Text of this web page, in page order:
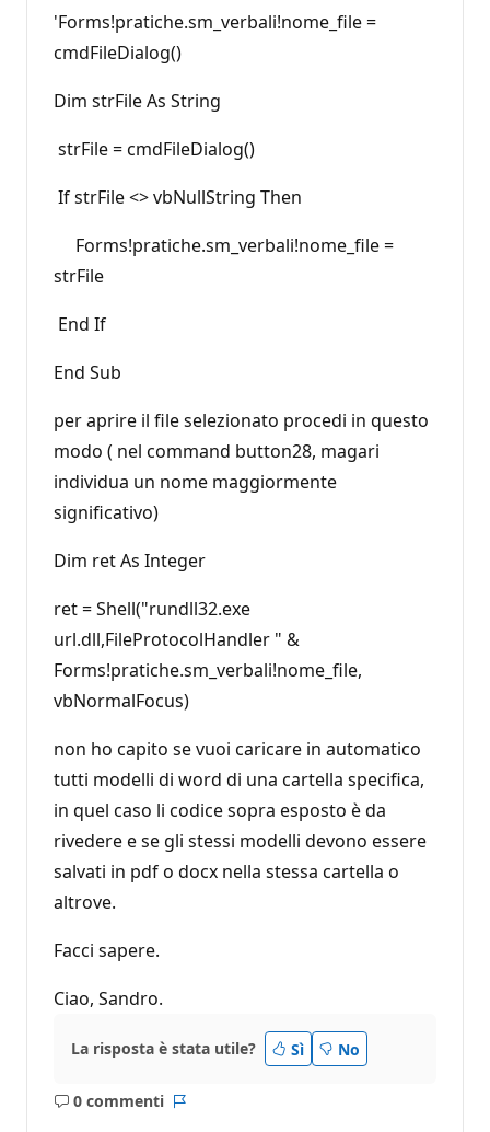
'Forms!pratiche.sm_verbali!nome_file =
cmdFileDialog()
Dim strFile As String
strFile = cmdFileDialog()
If strFile <> vbNullString Then
Forms!pratiche.sm_verbali!nome_file =
strFile
End If
End Sub
per aprire il file selezionato procedi in questo
modo ( nel command button28, magari
individua un nome maggiormente
significativo)
Dim ret As Integer
ret = Shell("rundll32.exe
url.dll,FileProtocolHandler " &
Forms!pratiche.sm_verbali!nome_file,
vbNormalFocus)
non ho capito se vuoi caricare in automatico
tutti modelli di word di una cartella specifica,
in quel caso li codice sopra esposto è da
rivedere e se gli stessi modelli devono essere
salvati in pdf o docx nella stessa cartella o
altrove.
Facci sapere.
Ciao, Sandro.
La risposta è stata utile? Sì No
0 commenti
Nessun
Report